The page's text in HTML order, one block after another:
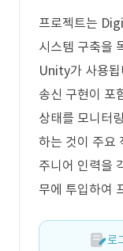
프로젝트는
시스템 구축을
Unity가 사용됩
송신 구현이 포
상태를 모니터
하는 것이 주요
주니어 인력을
무에 투입하여
로